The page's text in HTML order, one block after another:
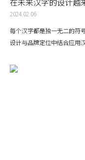
更具有独特性和品牌
2024.02.06
每个汉字都是独一无二的符
设计与品牌定位中结合应用